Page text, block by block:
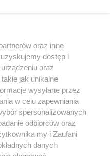
nie może być powielany i
w jakikolwiek sposób (w
na jakimkolwiek polu
z umieszczaniem w
praw. Jakiekolwiek użycie lub
części z naruszeniem prawa,
pod groźbą kary i może być
oraz inne
dostęp i
oraz
jak unikalne
wysyłane przez
w celu zapewniania
spersonalizowanych
odbiorców oraz
my i Zaufani
danych